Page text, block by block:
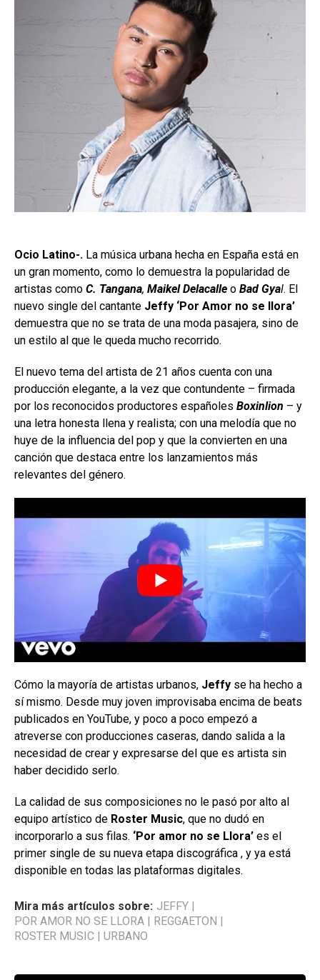
Ocio Latino-. La música urbana hecha en España está en
un gran momento, como lo demuestra la popularidad de
artistas como C. Tangana, Maikel Delacalle o Bad Gyal. El
nuevo single del cantante Jeffy ‘Por Amor no se llora’
demuestra que no se trata de una moda pasajera, sino de
un estilo al que le queda mucho recorrido.
El nuevo tema del artista de 21 años cuenta con una
producción elegante, a la vez que contundente – firmada
por los reconocidos productores españoles Boxinlion – y
una letra honesta llena y realista; con una melodía que no
huye de la influencia del pop y que la convierten en una
canción que destaca entre los lanzamientos más
relevantes del género.
Cómo la mayoría de artistas urbanos, Jeffy se ha hecho a
sí mismo. Desde muy joven improvisaba encima de beats
publicados en YouTube, y poco a poco empezó a
atreverse con producciones caseras, dando salida a la
necesidad de crear y expresarse del que es artista sin
haber decidido serlo.
La calidad de sus composiciones no le pasó por alto al
equipo artístico de Roster Music, que no dudó en
incorporarlo a sus filas. ‘Por amor no se Llora’ es el
primer single de su nueva etapa discográfica , y ya está
disponible en todas las plataformas digitales.
Mira más artículos sobre: JEFFY |
POR AMOR NO SE LLORA | REGGAETON |
ROSTER MUSIC | URBANO